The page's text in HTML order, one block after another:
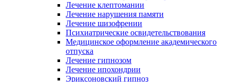
Лечение клептомании
Лечение нарушения памяти
Лечение шизофрении
Психиатрические освидетельствования
Медицинское оформление академического
отпуска
Лечение гипнозом
Лечение ипохондрии
Эриксоновский гипноз